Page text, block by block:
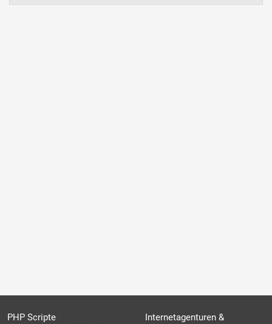
PHP Scripte
Internetagenturen &